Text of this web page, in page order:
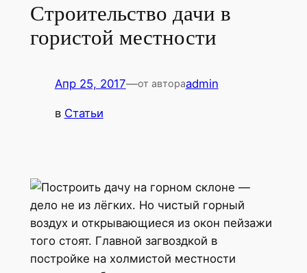
Строительство дачи в
гористой местности
Апр 25, 2017—от автораadmin
в Статьи
Построить дачу на горном склоне —
дело не из лёгких. Но чистый горный
воздух и открывающиеся из окон пейзажи
того стоят. Главной загвоздкой в
постройке на холмистой местности